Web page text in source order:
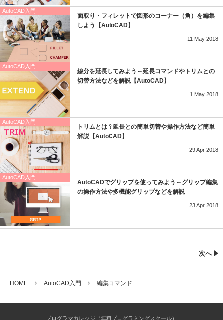
AutoCAD入門
面取り・フィレットで図形のコーナー（角）を編集
しよう【AutoCAD】
11 May 2018
AutoCAD入門
線分を延長してみよう～延長コマンドやトリムとの
切替方法などを解説【AutoCAD】
1 May 2018
AutoCAD入門
トリムとは？延長との簡単切替や操作方法など簡単
解説【AutoCAD】
29Apr 2018
AutoCAD入門
AutoCADでグリップを使ってみよう～グリップ編集
の操作方法や多機能グリップなどを解説
23Apr 2018
次へ
HOME AutoCAD入門 編集コマンド
プログラマカレッジ（無料プログラミングスクール）